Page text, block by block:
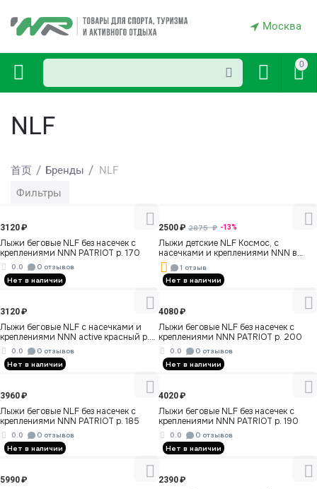
Москва
0
NLF
首页 / Бренды / NLF
Фильтры
Нет в наличии
3120₽
Лыжи беговые NLF без насечек c
креплениями NNN PATRIOT р. 170
0 отзывов
0.0
2500₽ 2875 ₽ -13%
Лыжи детские NLF Космос, с
насечками и креплениями NNN в
чехле р. 120
1 отзыв
Нет в наличии
3120₽
Лыжи беговые NLF с насечками и
креплениями NNN active красный р.
170
0 отзывов
0.0
Нет в наличии
4080₽
Лыжи беговые NLF без насечек c
креплениями NNN PATRIOT р. 200
0 отзывов
0.0
Нет в наличии
3960₽
Лыжи беговые NLF без насечек c
креплениями NNN PATRIOT р. 185
0 отзывов
0.0
Нет в наличии
4020₽
Лыжи беговые NLF без насечек c
креплениями NNN PATRIOT р. 190
0 отзывов
0.0
Нет в наличии
5990₽
Нет в наличии
2390₽